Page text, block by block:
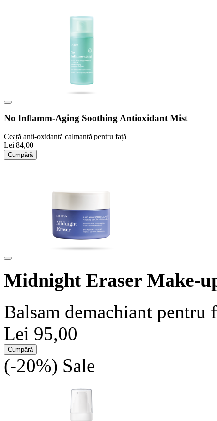
No Inflamm-Aging Soothing Antioxidant Mist
Ceață anti-oxidantă calmantă pentru față
Lei 84,00
Cumpără
Midnight Eraser Make-
Balsam demachiant pentru
Lei 95,00
Cumpără
(-20%) Sale